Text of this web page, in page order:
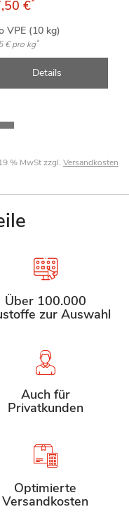
€
VPE (10 kg)
€pro kg*
Details
% MwSt zzgl. Versandkosten
Über 100.000
zur Auswahl
Auch für
Privatkunden
Optimierte
Versandkosten